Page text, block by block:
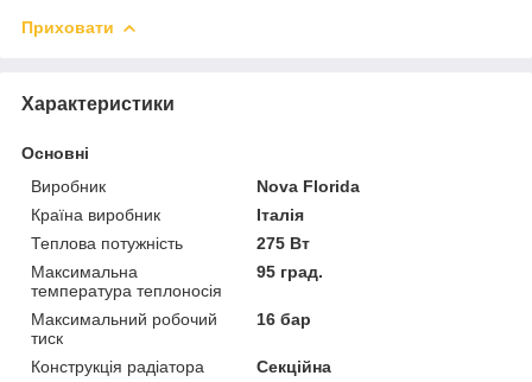
Приховати
Характеристики
Основні
Виробник
Nova Florida
Країна виробник
Італія
Теплова потужність
275 Вт
Максимальна
температура теплоносія
95 град.
Максимальний робочий
тиск
16 бар
Конструкція радіатора
Секційна